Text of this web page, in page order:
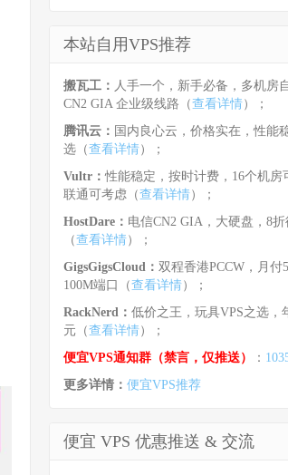
本站自用VPS推荐
搬瓦工： 人手一个，新手必备，多机房
CN2 GIA 企业级线路（查看详情）；
腾讯云： 国内良心云，价格实在，性能
选（查看详情）；
Vultr：性能稳定，按时计费，16个机房
联通可考虑（查看详情）；
HostDare： 电信CN2 GIA，大硬盘，8
（查看详情）；
GigsGigsCloud： 双程香港PCCW，月付
100M端口（查看详情）；
RackNerd： 低价之王，玩具VPS之选，
元（查看详情）；
便宜VPS通知群（禁言，仅推送）
：
更多详情： 便宜VPS推荐
便宜 VPS 优惠推送 & 交流